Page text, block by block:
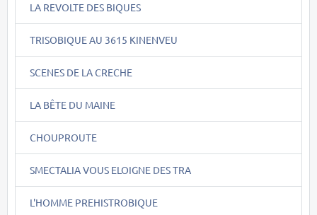
LA REVOLTE DES BIQUES
TRISOBIQUE AU 3615 KINENVEU
SCENES DE LA CRECHE
LA BÊTE DU MAINE
CHOUPROUTE
SMECTALIA VOUS ELOIGNE DES TRA
L'HOMME PREHISTROBIQUE